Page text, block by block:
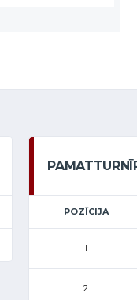
POZĪCIJA
1
2